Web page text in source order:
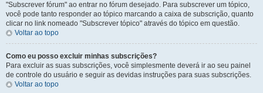
"Subscrever fórum" ao entrar no fórum desejado. Para subscrever um tópico,
você pode tanto responder ao tópico marcando a caixa de subscrição, quanto
clicar no link nomeado "Subscrever tópico" através do tópico em questão.
Voltar ao topo
Como eu posso excluir minhas subscrições?
Para excluir as suas subscrições, você simplesmente deverá ir ao seu painel
de controle do usuário e seguir as devidas instruções para suas subscrições.
Voltar ao topo